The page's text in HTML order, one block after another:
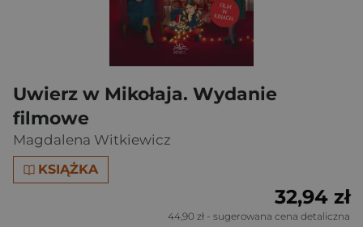
Uwierz w Mikołaja. Wydanie
filmowe
Magdalena Witkiewicz
KSIĄŻKA
32,94 zł
44,90 zł - sugerowana cena detaliczna